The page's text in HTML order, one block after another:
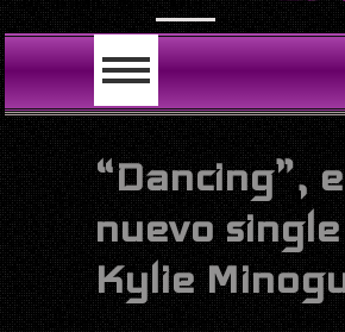
“Dancing”,
nuevo
Kylie